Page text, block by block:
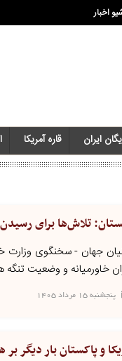
اخبار
ایران قاره آمریکا
تلاش‌ها برای رسیدن
جهان - سخنگوی
خاورمیانه و وضعیت تنگه
پنجشنبه ۱۵ مرداد ۱۴۰۵
و پاکستان بار دیگر